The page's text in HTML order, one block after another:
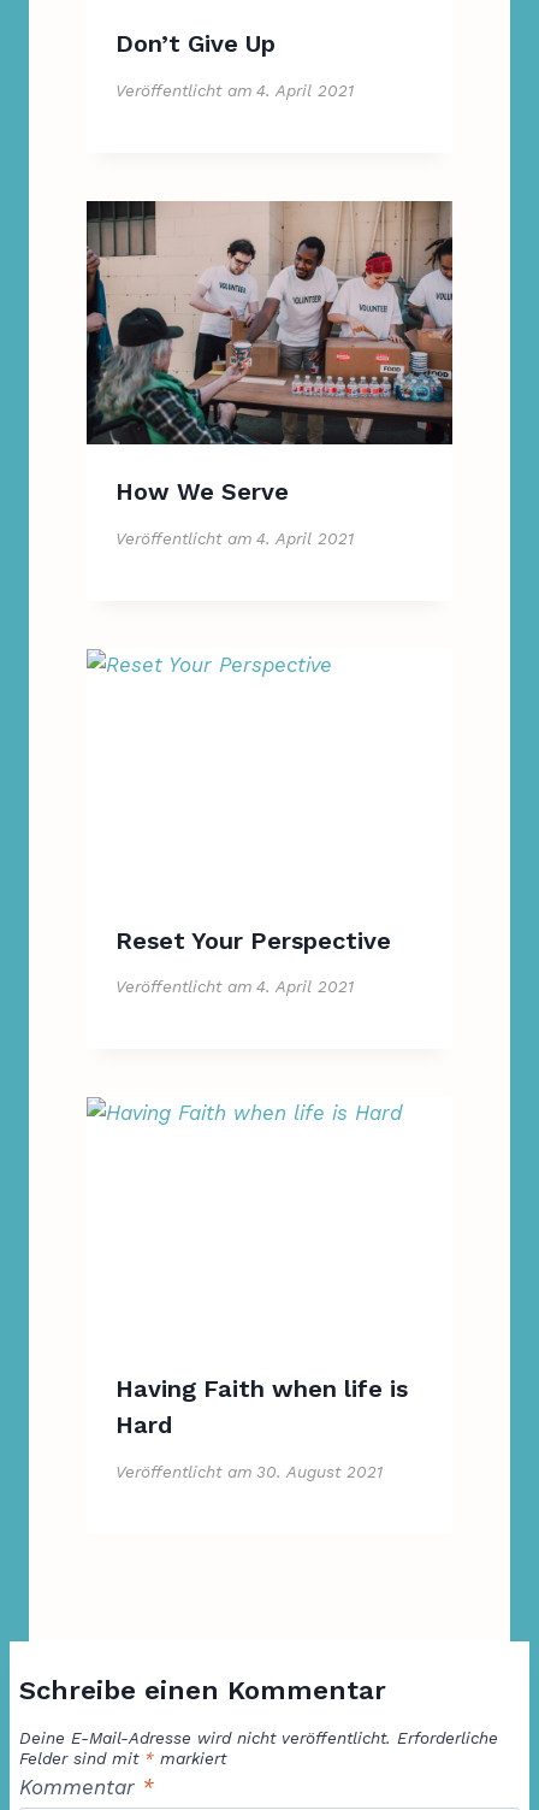
Don’t Give Up
Veröffentlicht am 4. April 2021
How We Serve
Veröffentlicht am 4. April 2021
Reset Your Perspective
Veröffentlicht am 4. April 2021
Having Faith when life is
Hard
Veröffentlicht am 30. August 2021
Schreibe einen Kommentar
Deine E-Mail-Adresse wird nicht veröffentlicht. Erforderliche
Felder sind mit * markiert
Kommentar *